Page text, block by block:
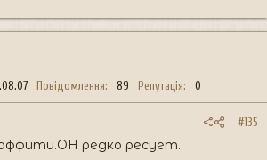
Повідомлення 89 Репутація 0
#135
редко ресует.